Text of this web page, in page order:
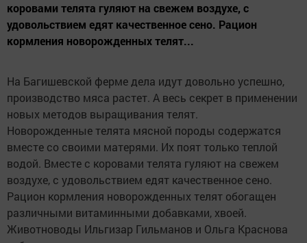
коровами телята гуляют на свежем воздухе, с
удовольствием едят качественное сено. Рацион
кормления новорожденных телят...
На Багишевской ферме дела идут довольно успешно,
производство мяса растет. А весь секрет в применении
новых методов выращивания телят.
Новорожденные телята мясной породы содержатся
вместе со своими матерями. Их поят только теплой
водой. Вместе с коровами телята гуляют на свежем
воздухе, с удовольствием едят качественное сено.
Рацион кормления новорожденных телят обогащен
различными витаминными добавками, хвоей.
Животноводы Ильгизар Гильманов и Ольга Краснова